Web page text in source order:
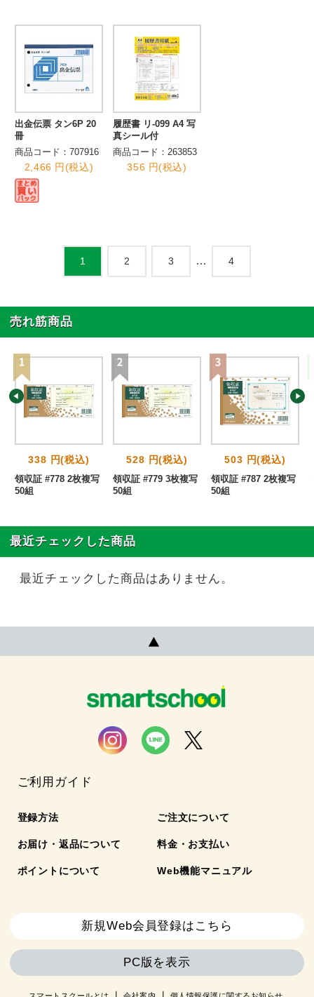
出金伝票 タン6P 20
冊
商品コード：707916
2,466 円(税込)
履歴書 リ-099 A4 写
真シール付
商品コード：263853
356 円(税込)
1 2 3 … 4
売れ筋商品
338 円(税込)
領収証 #778 2枚複写
50組
528 円(税込)
領収証 #779 3枚複写
50組
503 円(税込)
領収証 #787 2枚複写
50組
最近チェックした商品
最近チェックした商品はありません。
ご利用ガイド
登録方法 ご注文について
お届け・返品について 料金・お支払い
ポイントについて Web機能マニュアル
新規Web会員登録はこちら
PC版を表示